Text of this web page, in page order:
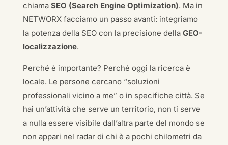
chiama SEO (Search Engine Optimization). Ma in
NETWORX facciamo un passo avanti: integriamo
la potenza della SEO con la precisione della GEO-
localizzazione.
Perché è importante? Perché oggi la ricerca è
locale. Le persone cercano “soluzioni
professionali vicino a me” o in specifiche città. Se
hai un’attività che serve un territorio, non ti serve
a nulla essere visibile dall’altra parte del mondo se
non appari nel radar di chi è a pochi chilometri da